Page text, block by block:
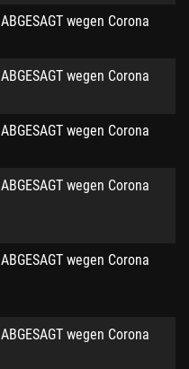
ABGESAGT wegen Corona
ABGESAGT wegen Corona
ABGESAGT wegen Corona
ABGESAGT wegen Corona
ABGESAGT wegen Corona
ABGESAGT wegen Corona